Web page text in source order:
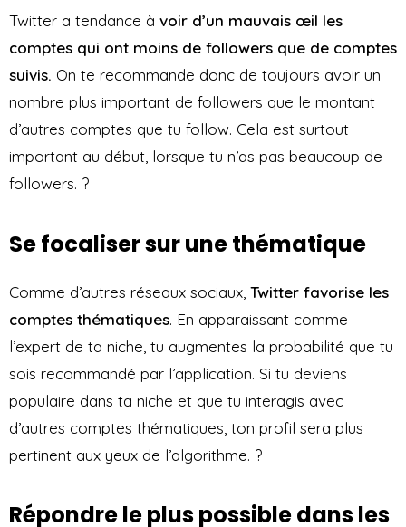
Twitter a tendance à voir d’un mauvais œil les
comptes qui ont moins de followers que de comptes
suivis. On te recommande donc de toujours avoir un
nombre plus important de followers que le montant
d’autres comptes que tu follow. Cela est surtout
important au début, lorsque tu n’as pas beaucoup de
followers. ?
Se focaliser sur une thématique
Comme d’autres réseaux sociaux, Twitter favorise les
comptes thématiques. En apparaissant comme
l’expert de ta niche, tu augmentes la probabilité que tu
sois recommandé par l’application. Si tu deviens
populaire dans ta niche et que tu interagis avec
d’autres comptes thématiques, ton profil sera plus
pertinent aux yeux de l’algorithme. ?
Répondre le plus possible dans les